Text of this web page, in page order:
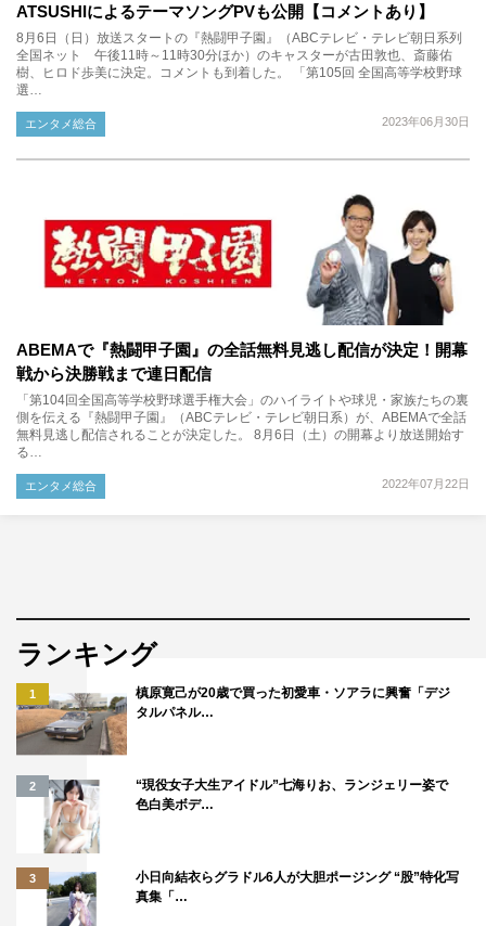
ATSUSHIによるテーマソングPVも公開【コメントあり】
8月6日（日）放送スタートの『熱闘甲子園』（ABCテレビ・テレビ朝日系列
全国ネット 午後11時～11時30分ほか）のキャスターが古田敦也、斎藤佑
樹、ヒロド歩美に決定。コメントも到着した。 「第105回 全国高等学校野球
選…
2023年06月30日
エンタメ総合
ABEMAで『熱闘甲子園』の全話無料見逃し配信が決定！開幕
戦から決勝戦まで連日配信
「第104回全国高等学校野球選手権大会」のハイライトや球児・家族たちの裏
側を伝える『熱闘甲子園』（ABCテレビ・テレビ朝日系）が、ABEMAで全話
無料見逃し配信されることが決定した。 8月6日（土）の開幕より放送開始す
る…
2022年07月22日
エンタメ総合
ランキング
1
槙原寛己が20歳で買った初愛車・ソアラに興奮「デジ
タルパネル…
2
“現役女子大生アイドル”七海りお、ランジェリー姿で
色白美ボデ…
3
小日向結衣らグラドル6人が大胆ポージング “股”特化写
真集「…